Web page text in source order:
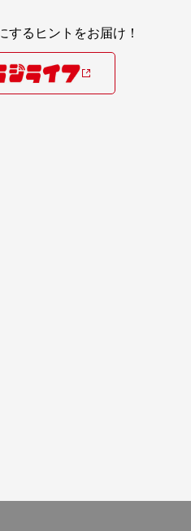
するヒントをお届け！